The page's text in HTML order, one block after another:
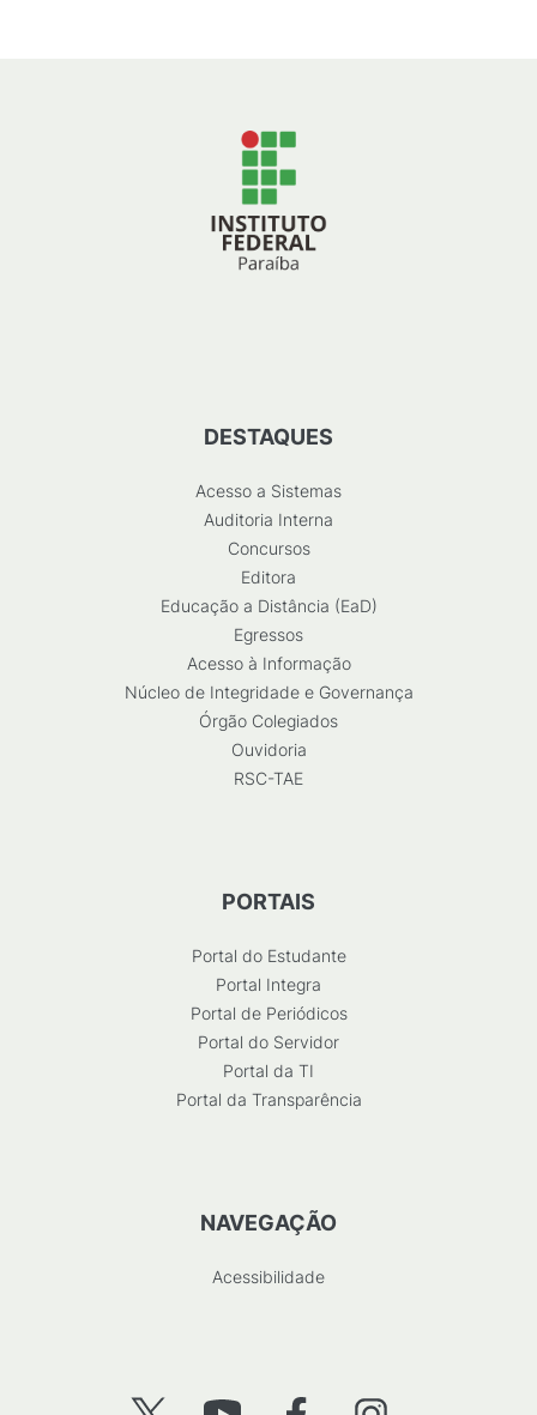
DESTAQUES
Acesso a Sistemas
Auditoria Interna
Concursos
Editora
Educação a Distância (EaD)
Egressos
Acesso à Informação
Núcleo de Integridade e Governança
Órgão Colegiados
Ouvidoria
RSC-TAE
PORTAIS
Portal do Estudante
Portal Integra
Portal de Periódicos
Portal do Servidor
Portal da TI
Portal da Transparência
NAVEGAÇÃO
Acessibilidade